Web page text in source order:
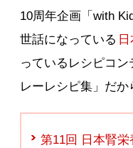
10周年企画「with
世話になっている
っているレシピコ
レーレシピ集」だか
第11回 日本腎